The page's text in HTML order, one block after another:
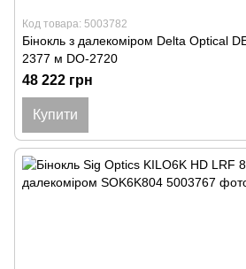
Код товара: 5003782
Бінокль з далекоміром Delta Optical
2377 м DO-2720
48 222 грн
Купити